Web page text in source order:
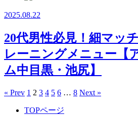
2025.08.22
20代男性必見！細マッ
レーニングメニュー【
ム中目黒・池尻】
« Prev 1 2 3 4 5 6 … 8 Next »
TOPページ